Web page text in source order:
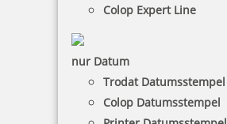
Colop Expert Line
nur Datum
Trodat Datumsstempel
Colop Datumsstempel